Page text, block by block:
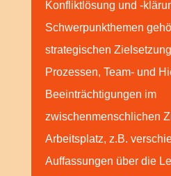
Konfliktlösung und -
Schwerpunkthemen
strategischen
Prozessen, Team- und
Beeinträchtigungen im
zwischenmenschlichen
Arbeitsplatz, z.B.
Auffassungen über die